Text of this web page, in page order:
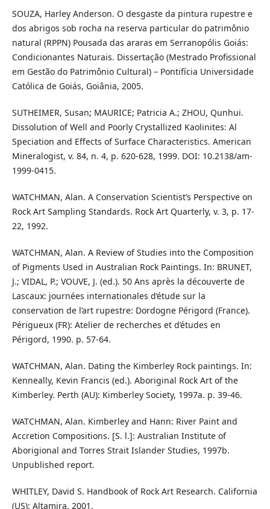
SOUZA, Harley Anderson. O desgaste da pintura rupestre e
dos abrigos sob rocha na reserva particular do patrimônio
natural (RPPN) Pousada das araras em Serranopólis Goiás:
Condicionantes Naturais. Dissertação (Mestrado Profissional
em Gestão do Patrimônio Cultural) – Pontifícia Universidade
Católica de Goiás, Goiânia, 2005.
SUTHEIMER, Susan; MAURICE; Patricia A.; ZHOU, Qunhui.
Dissolution of Well and Poorly Crystallized Kaolinites: Al
Speciation and Effects of Surface Characteristics. American
Mineralogist, v. 84, n. 4, p. 620-628, 1999. DOI: 10.2138/am-
1999-0415.
WATCHMAN, Alan. A Conservation Scientist’s Perspective on
Rock Art Sampling Standards. Rock Art Quarterly, v. 3, p. 17-
22, 1992.
WATCHMAN, Alan. A Review of Studies into the Composition
of Pigments Used in Australian Rock Paintings. In: BRUNET,
J.; VIDAL, P.; VOUVE, J. (ed.). 50 Ans après la découverte de
Lascaux: journées internationales d’étude sur la
conservation de l’art rupestre: Dordogne Périgord (France).
Périgueux (FR): Atelier de recherches et d’études en
Périgord, 1990. p. 57-64.
WATCHMAN, Alan. Dating the Kimberley Rock paintings. In:
Kenneally, Kevin Francis (ed.). Aboriginal Rock Art of the
Kimberley. Perth (AU): Kimberley Society, 1997a. p. 39-46.
WATCHMAN, Alan. Kimberley and Hann: River Paint and
Accretion Compositions. [S. l.]: Australian Institute of
Aborigional and Torres Strait Islander Studies, 1997b.
Unpublished report.
WHITLEY, David S. Handbook of Rock Art Research. California
(US): Altamira, 2001.